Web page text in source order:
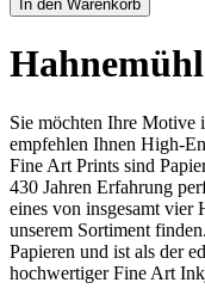
Sie möchten Ihre Motive
empfehlen Ihnen High-
Fine Art Prints sind
430 Jahren Erfahrung
eines von insgesamt vier
unserem Sortiment
Papieren und ist als der
hochwertiger Fine Art